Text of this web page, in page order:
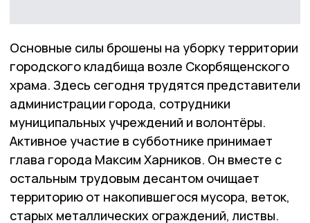
Основные силы брошены на уборку территории
городского кладбища возле Скорбященского
храма. Здесь сегодня трудятся представители
администрации города, сотрудники
муниципальных учреждений и волонтёры.
Активное участие в субботнике принимает
глава города Максим Харников. Он вместе с
остальным трудовым десантом очищает
территорию от накопившегося мусора, веток,
старых металлических ограждений, листвы.